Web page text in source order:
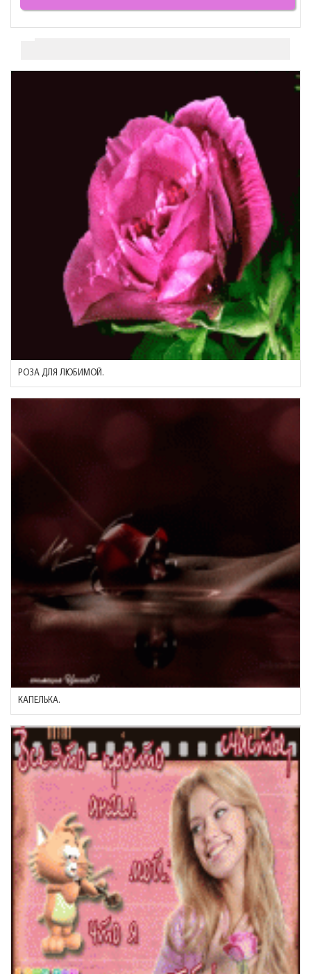
РОЗА ДЛЯ ЛЮБИМОЙ.
КАПЕЛЬКА.